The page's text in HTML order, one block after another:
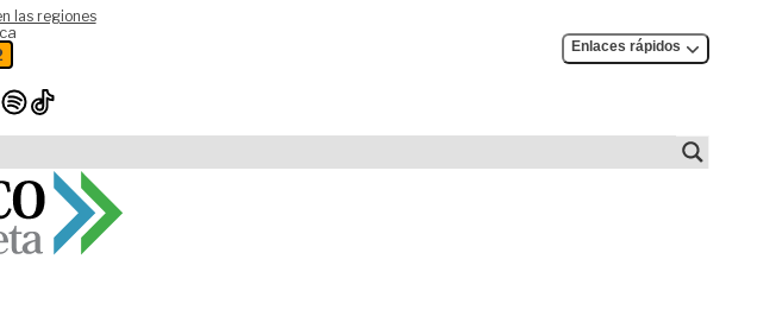
las regiones
Enlaces rápidos